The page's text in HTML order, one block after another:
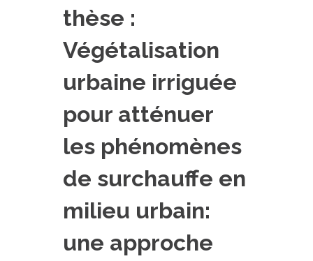
LES ÉQUIPES
RECRUTEMENT
PLATEFORMES EXPÉRIMENTALES
IMPLANTATIONS GÉOGRAPHIQUES
PROJETS TERMINÉS
NOS RÉSEAUX SCIENTIFIQUES ET TECHNIQUES
SÉMINAIRES RÉGULIERS
FORMATION
MASTER
thèse :
Végétalisation
urbaine irriguée
pour atténuer
les phénomènes
de surchauffe en
milieu urbain:
une approche